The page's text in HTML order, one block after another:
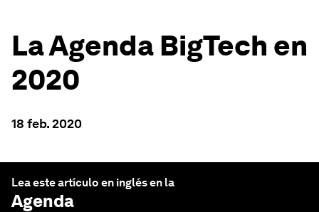
La Agenda BigTech en
2020
18 feb. 2020
Lea este artículo en inglés en la
Agenda